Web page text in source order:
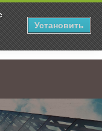
Установить
в Казахстане